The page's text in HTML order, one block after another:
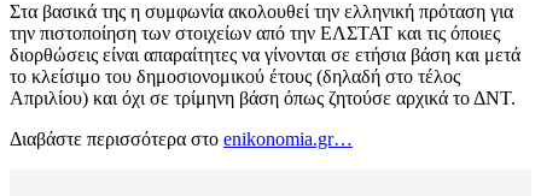
Στα βασικά της η συμφωνία ακολουθεί την ελληνική πρόταση για
την πιστοποίηση των στοιχείων από την ΕΛΣΤΑΤ και τις όποιες
διορθώσεις είναι απαραίτητες να γίνονται σε ετήσια βάση και μετά
το κλείσιμο του δημοσιονομικού έτους (δηλαδή στο τέλος
Απριλίου) και όχι σε τρίμηνη βάση όπως ζητούσε αρχικά το ΔΝΤ.
Διαβάστε περισσότερα στο enikonomia.gr…